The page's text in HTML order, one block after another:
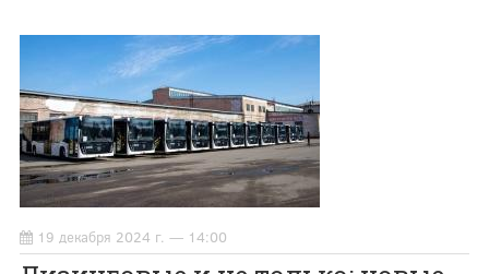
19 декабря 2024 г. — 14:00